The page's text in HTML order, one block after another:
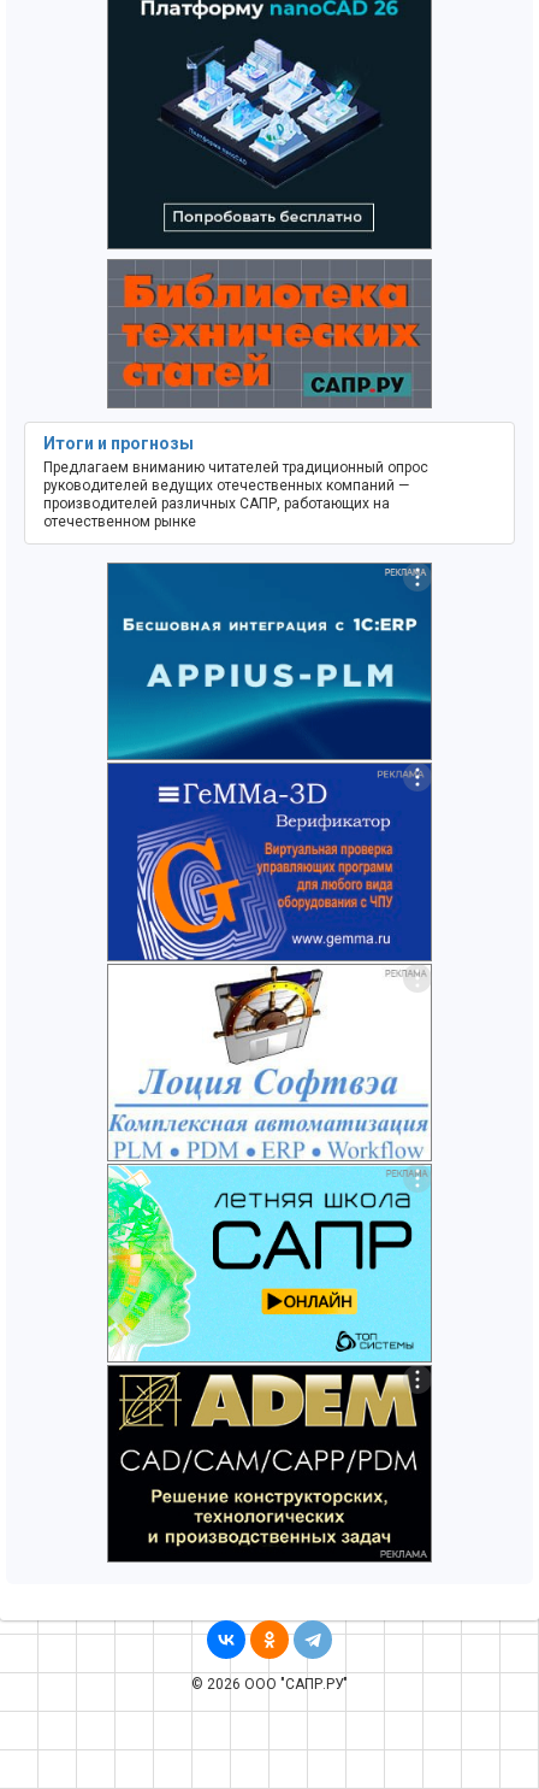
Итоги и прогнозы
Предлагаем вниманию читателей традиционный опрос
руководителей ведущих отечественных компаний —
производителей различных САПР, работающих на
отечественном рынке
© 2026 ООО "САПР.РУ"